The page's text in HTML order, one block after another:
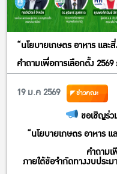
“นโยบายเกษตร อาหาร แล
คำถามเพื่อการเลือกตั้ง
เป็นไปได้เชิงนโยบาย”
19 ม.ค 2569 ข่าวคณะ
ขอเชิญร่ว
“นโยบายเกษตร อาหาร
คำถามเ
ภายใต้ข้อจำกัดทางงบประ